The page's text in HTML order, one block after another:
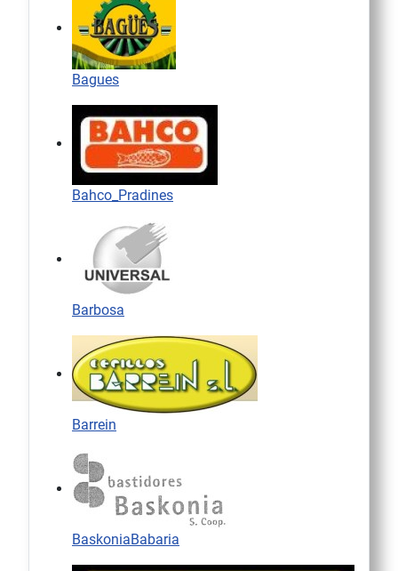
Bagues
Bahco_Pradines
Barbosa
Barrein
BaskoniaBabaria